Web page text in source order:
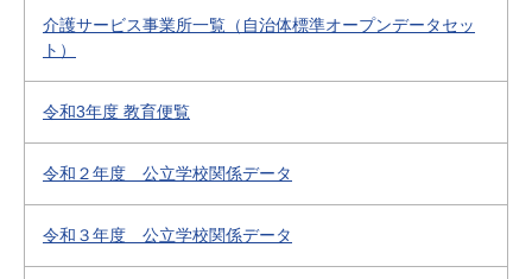
介護サービス事業所一覧（自治体標準オープンデータセッ
ト）
令和3年度 教育便覧
令和２年度 公立学校関係データ
令和３年度 公立学校関係データ